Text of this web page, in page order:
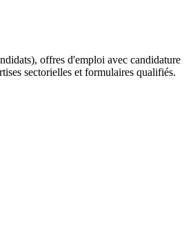
offres d'emploi avec candidature
sectorielles et formulaires qualifiés.